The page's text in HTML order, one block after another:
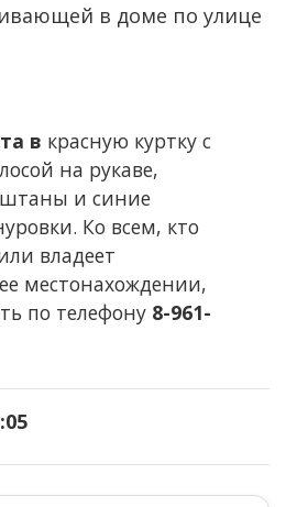
в доме по улице
в красную куртку с
на рукаве,
и синие
Ко всем, кто
владеет
местонахождении,
по телефону 8-961-